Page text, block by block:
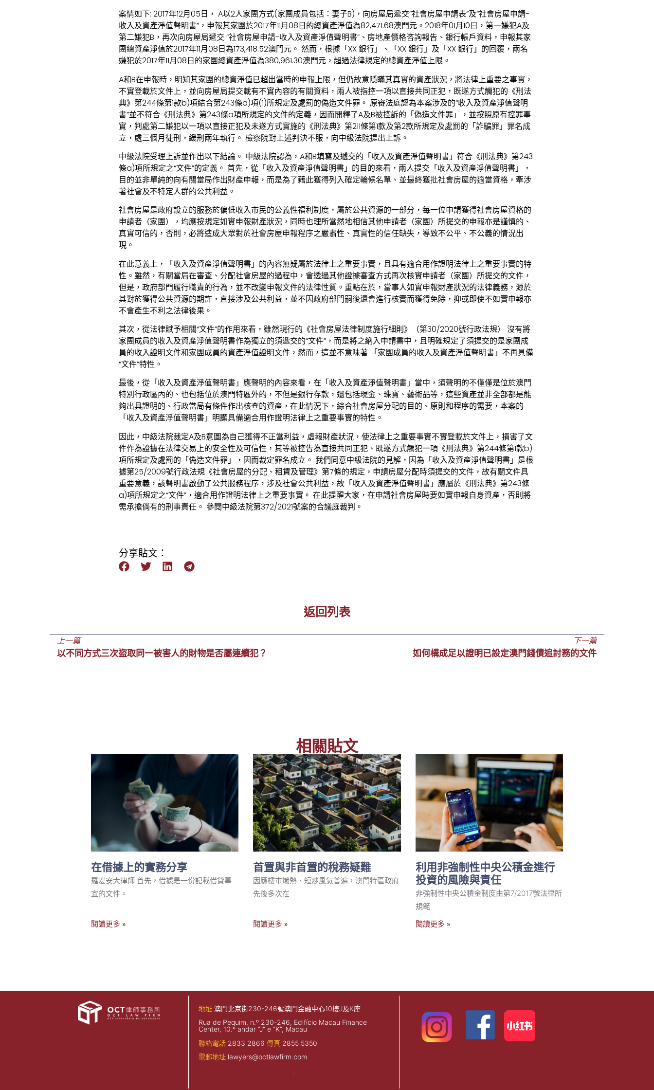
案情如下: 2017年12月05日， A以2人家團方式(家團成員包括：妻子B)，向房屋局遞交“社會房屋申請表”及“社會房屋申請-
收入及資產淨值聲明書”，申報其家團於2017年11月08日的總資產淨值為82,471.68澳門元。2018年01月10日，第一嫌犯A及
第二嫌犯B，再次向房屋局遞交 “社會房屋申請-收入及資產淨值聲明書”、房地產價格咨詢報告、銀行帳戶資料，申報其家
團總資產淨值於2017年11月08日為173,418.52澳門元。 然而，根據「XX 銀行」、「XX 銀行」及「XX 銀行」的回覆，兩名
嫌犯於2017年11月08日的家團總資產淨值為380,961.30澳門元，超過法律規定的總資產淨值上限。
A和B在申報時，明知其家團的總資淨值已超出當時的申報上限，但仍故意隱瞞其真實的資產狀況，將法律上重要之事實，
不實登載於文件上，並向房屋局提交載有不實內容的有關資料，兩人被指控一項以直接共同正犯，既遂方式觸犯的《刑法
典》第244條第1款b)項結合第243條a)項(1)所規定及處罰的偽造文件罪。 原審法庭認為本案涉及的“收入及資產淨值聲明
書”並不符合《刑法典》第243條a項所規定的文件的定義，因而開釋了A及B被控訴的「偽造文件罪」，並按照原有控罪事
實，判處第二嫌犯以一項以直接正犯及未遂方式實施的《刑法典》第211條第1款及第2款所規定及處罰的「詐騙罪」罪名成
立，處三個月徒刑，緩刑兩年執行。 檢察院對上述判決不服，向中級法院提出上訴。
中級法院受理上訴並作出以下結論。 中級法院認為，A和B填寫及遞交的「收入及資產淨值聲明書」符合《刑法典》第243
條a)項所規定之“文件”的定義。 首先，從「收入及資產淨值聲明書」的目的來看，兩人提交「收入及資產淨值聲明書」，
目的並非單純的向有關當局作出財產申報，而是為了藉此獲得列入確定輪候名單、並最終獲批社會房屋的適當資格，牽涉
著社會及不特定人群的公共利益。
社會房屋是政府設立的服務於偏低收入市民的公義性福利制度，屬於公共資源的一部分，每一位申請獲得社會房屋資格的
申請者（家團），均應按規定如實申報財產狀況，同時也理所當然地相信其他申請者（家團）所提交的申報亦是謹慎的、
真實可信的，否則，必將造成大眾對於社會房屋申報程序之嚴肅性、真實性的信任缺失，導致不公平、不公義的情況出
現。
在此意義上，「收入及資產淨值聲明書」的內容無疑屬於法律上之重要事實，且具有適合用作證明法律上之重要事實的特
性。雖然，有關當局在審查、分配社會房屋的過程中，會透過其他證據審查方式再次核實申請者（家團）所提交的文件，
但是，政府部門履行職責的行為，並不改變申報文件的法律性質。重點在於，當事人如實申報財產狀況的法律義務，源於
其對於獲得公共資源的期許，直接涉及公共利益，並不因政府部門嗣後還會進行核實而獲得免除，抑或即使不如實申報亦
不會產生不利之法律後果。
其次，從法律賦予相關“文件”的作用來看，雖然現行的《社會房屋法律制度施行細則》（第30/2020號行政法規） 沒有將
家團成員的收入及資產淨值聲明書作為獨立的須遞交的“文件”，而是將之納入申請書中，且明確規定了須提交的是家團成
員的收入證明文件和家團成員的資產淨值證明文件，然而，這並不意味著 「家團成員的收入及資產淨值聲明書」不再具備
“文件”特性。
最後，從「收入及資產淨值聲明書」應聲明的內容來看，在「收入及資產淨值聲明書」當中，須聲明的不僅僅是位於澳門
特別行政區內的、也包括位於澳門特區外的，不但是銀行存款，還包括現金、珠寶、藝術品等，這些資產並非全部都是能
夠出具證明的、行政當局有條件作出核查的資產，在此情況下，綜合社會房屋分配的目的、原則和程序的需要，本案的
「收入及資產淨值聲明書」明顯具備適合用作證明法律上之重要事實的特性。
因此，中級法院裁定A及B意圖為自己獲得不正當利益，虛報財產狀況，使法律上之重要事實不實登載於文件上，損害了文
件作為證據在法律交易上的安全性及可信性，其等被控告為直接共同正犯、既遂方式觸犯一項《刑法典》第244條第1款b)
項所規定及處罰的「偽造文件罪」，因而裁定罪名成立。 我們同意中級法院的見解，因為「收入及資產淨值聲明書」是根
據第25/2009號行政法規《社會房屋的分配、租賃及管理》第7條的規定，申請房屋分配時須提交的文件，故有關文件具
重要意義，該聲明書啟動了公共服務程序，涉及社會公共利益，故「收入及資產淨值聲明書」應屬於《刑法典》第243條
a)項所規定之“文件”，適合用作證明法律上之重要事實。 在此提醒大家，在申請社會房屋時要如實申報自身資產，否則將
需承擔倘有的刑事責任。 參閱中級法院第372/2021號案的合議庭裁判。
分享貼文：
返回列表
上一篇
以不同方式三次盜取同一被害人的財物是否屬連續犯？
下一篇
如何構成足以證明已設定澳門錢債追討務的文件
相關貼文
在借據上的實務分享
羅宏安大律師 首先，借據是一份記載借貸事
宜的文件。
閱讀更多 »
首置與非首置的稅務疑難
因應樓市熾熱、短炒風氣普遍，澳門特區政府
先後多次在
閱讀更多 »
利用非強制性中央公積金進行
投資的風險與責任
非強制性中央公積金制度由第7/2017號法律所
規範
閱讀更多 »
地址 澳門北京街230-246號澳門金融中心10樓J及K座
Rua de Pequim, n.º 230-246, Edifício Macau Finance
Center, 10.º andar “J” e “K”, Macau
聯絡電話 2833 2866 傳真 2855 5350
電郵地址 lawyers@octlawfirm.com